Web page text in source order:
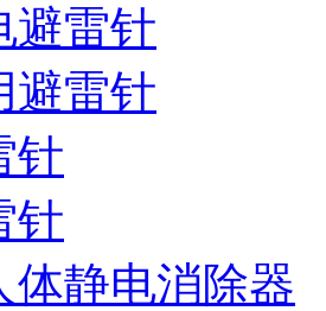
避雷针
避雷针
针
针
体静电消除器